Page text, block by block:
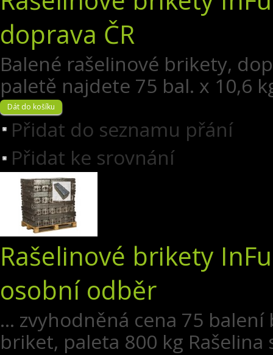
doprava ČR
Balené rašelinové brikety,
paletě najdete 75 bal. x 10,6
Přidat do seznamu přání
Přidat ke srovnání
Rašelinové brikety
osobní odběr
... zvyhodněná cena 75
briket, paleta 800 kg Rašelina